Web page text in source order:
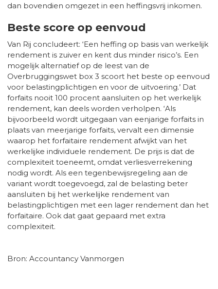
dan bovendien omgezet in een heffingsvrij inkomen.
Beste score op eenvoud
Van Rij concludeert: ‘Een heffing op basis van werkelijk
rendement is zuiver en kent dus minder risico’s. Een
mogelijk alternatief op de leest van de
Overbruggingswet box 3 scoort het beste op eenvoud
voor belastingplichtigen en voor de uitvoering.’ Dat
forfaits nooit 100 procent aansluiten op het werkelijk
rendement, kan deels worden verholpen. ‘Als
bijvoorbeeld wordt uitgegaan van eenjarige forfaits in
plaats van meerjarige forfaits, vervalt een dimensie
waarop het forfaitaire rendement afwijkt van het
werkelijke individuele rendement. De prijs is dat de
complexiteit toeneemt, omdat verliesverrekening
nodig wordt. Als een tegenbewijsregeling aan de
variant wordt toegevoegd, zal de belasting beter
aansluiten bij het werkelijke rendement van
belastingplichtigen met een lager rendement dan het
forfaitaire. Ook dat gaat gepaard met extra
complexiteit.
Bron: Accountancy Vanmorgen